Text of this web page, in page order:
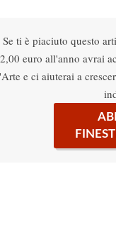
Se ti è piaciuto questo
euro all'anno avrai
e ci aiuterai a